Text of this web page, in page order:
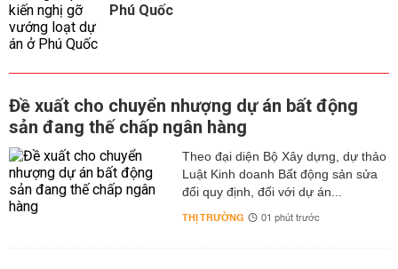
Phú Quốc
Đề xuất cho chuyển nhượng dự án bất động
sản đang thế chấp ngân hàng
Theo đại diện Bộ Xây dựng, dự thảo
Luật Kinh doanh Bất động sản sửa
đổi quy định, đối với dự án...
THỊ TRƯỜNG 01 phút trước